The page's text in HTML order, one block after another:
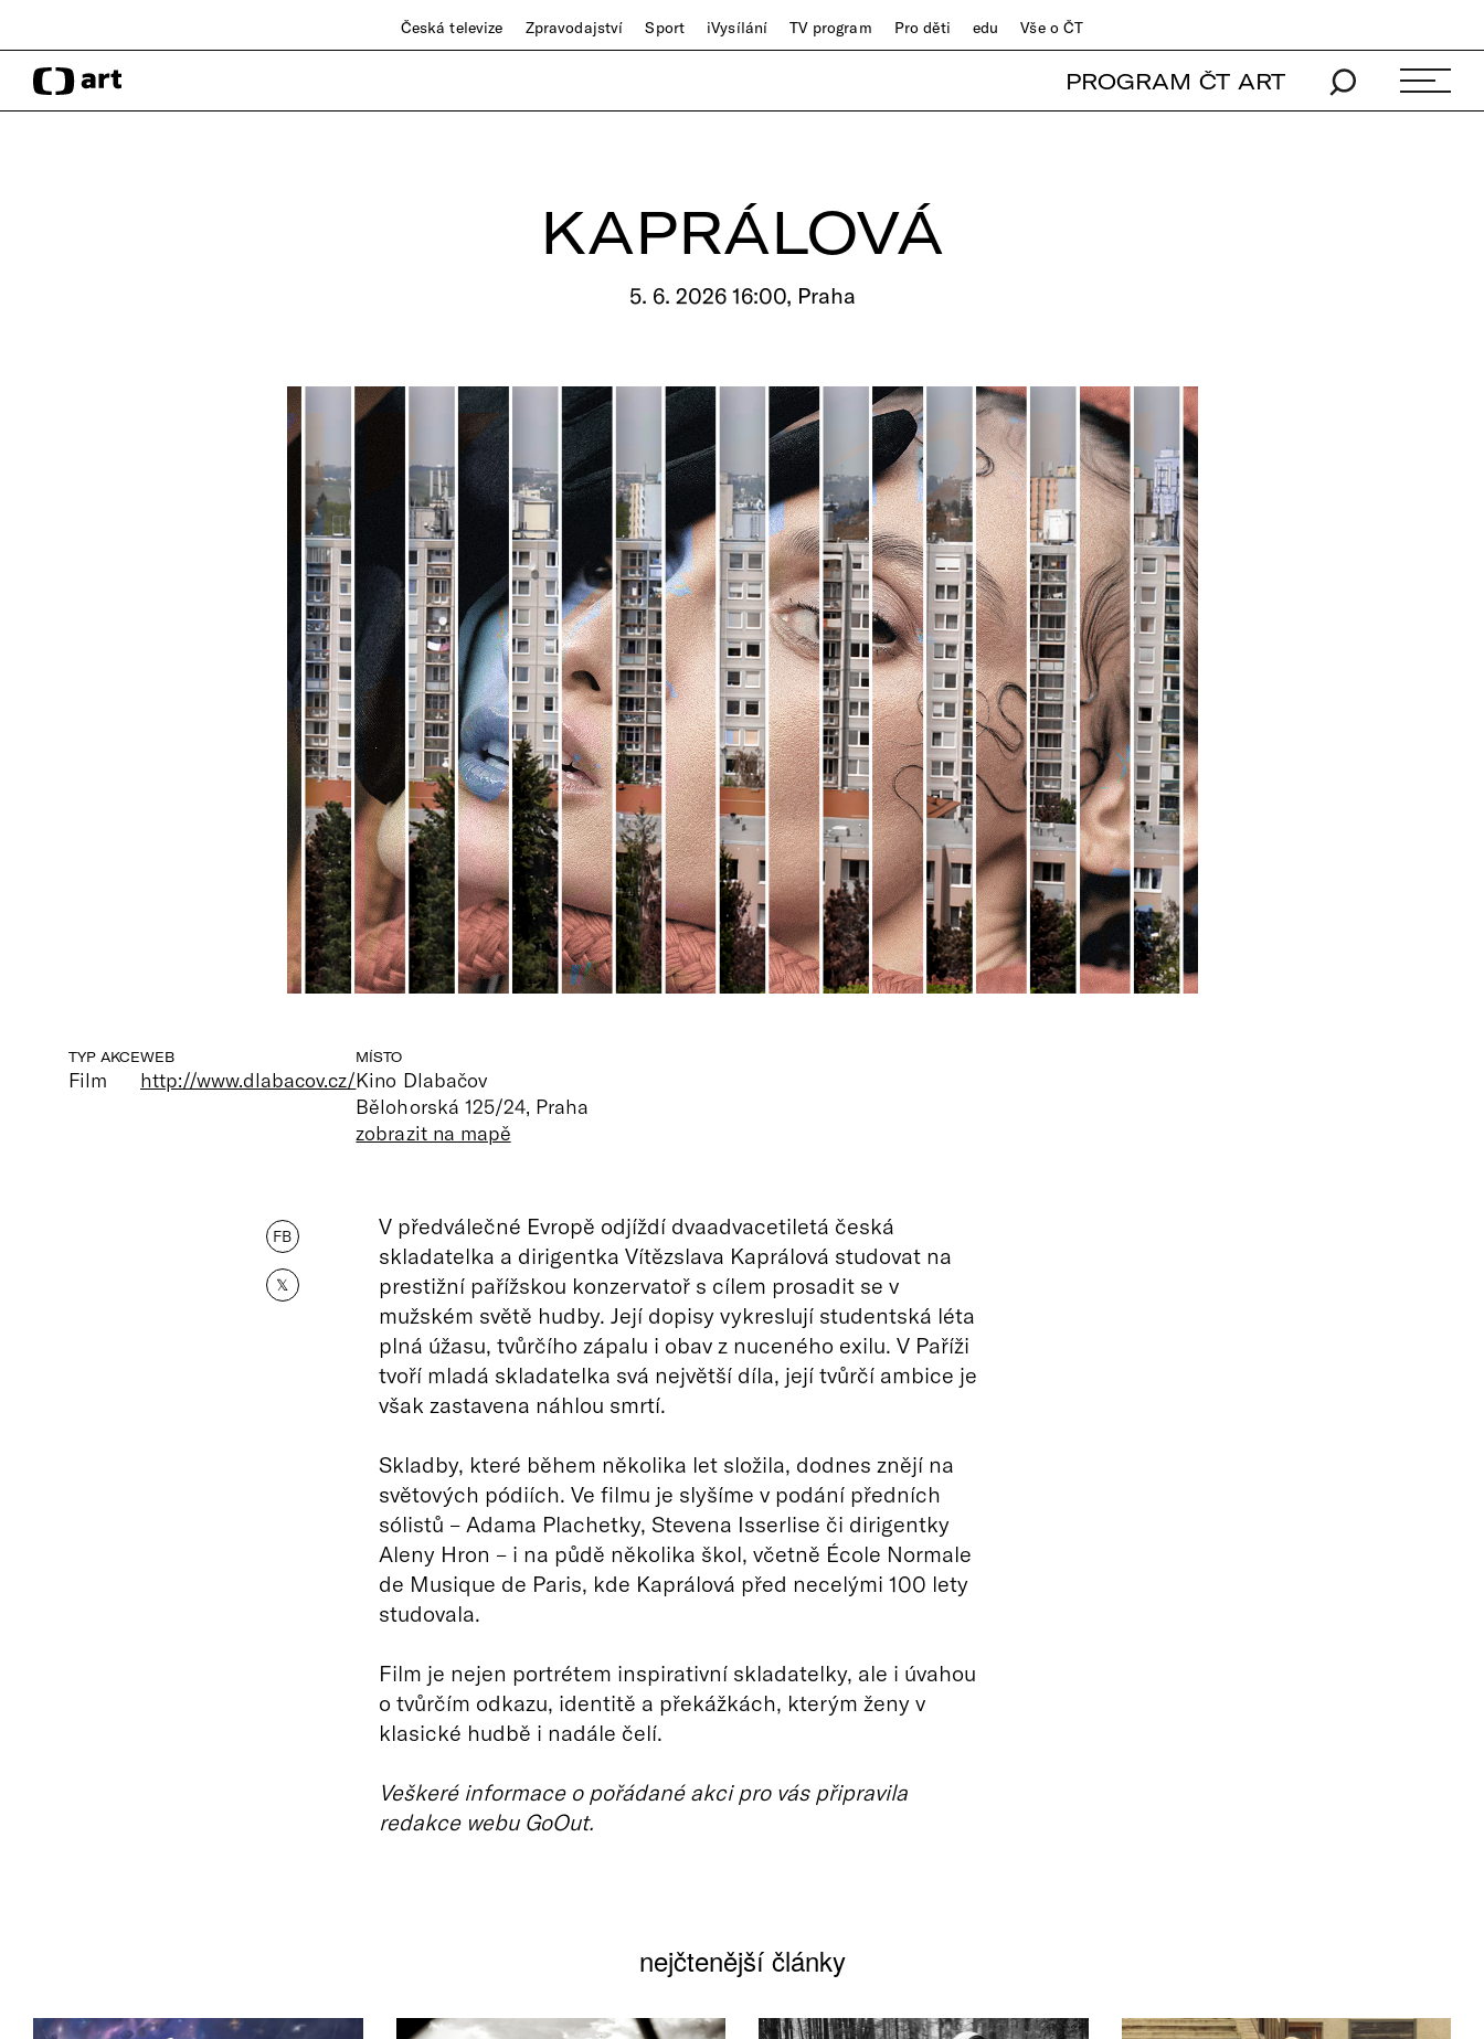
Česká televize Zpravodajství Sport iVysílání TV program Pro děti edu Vše o ČT
PROGRAM ČT ART
KAPRÁLOVÁ
5. 6. 2026 16:00, Praha
TYP AKCE
Film
WEB
http://www.dlabacov.cz/
MÍSTO
Kino Dlabačov
Bělohorská 125/24, Praha
zobrazit na mapě
FB
𝕏
V předválečné Evropě odjíždí dvaadvacetiletá česká
skladatelka a dirigentka Vítězslava Kaprálová studovat na
prestižní pařížskou konzervatoř s cílem prosadit se v
mužském světě hudby. Její dopisy vykreslují studentská léta
plná úžasu, tvůrčího zápalu i obav z nuceného exilu. V Paříži
tvoří mladá skladatelka svá největší díla, její tvůrčí ambice je
však zastavena náhlou smrtí.
Skladby, které během několika let složila, dodnes znějí na
světových pódiích. Ve filmu je slyšíme v podání předních
sólistů – Adama Plachetky, Stevena Isserlise či dirigentky
Aleny Hron – i na půdě několika škol, včetně École Normale
de Musique de Paris, kde Kaprálová před necelými 100 lety
studovala.
Film je nejen portrétem inspirativní skladatelky, ale i úvahou
o tvůrčím odkazu, identitě a překážkách, kterým ženy v
klasické hudbě i nadále čelí.
Veškeré informace o pořádané akci pro vás připravila
redakce webu GoOut.
nejčtenější články